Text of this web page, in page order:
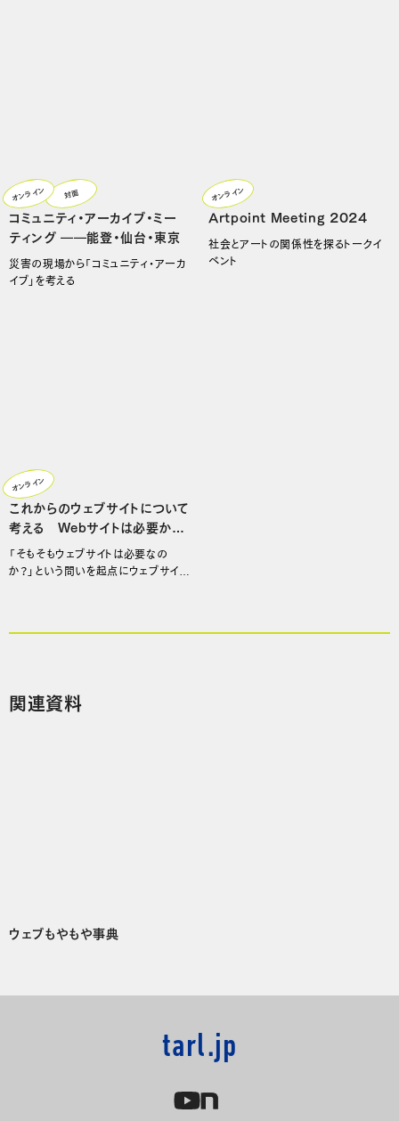
コミュニティ・アーカイブ・ミー
ティング ――能登・仙台・東京
災害の現場から「コミュニティ・アーカ
イブ」を考える
オンライン 対面
Artpoint Meeting 2024
社会とアートの関係性を探るトークイ
ベント
オンライン
これからのウェブサイトについて
考える Webサイトは必要か？
できること／できないこととその
可能性を探る
「そもそもウェブサイトは必要なの
か？」という問いを起点にウェブサイト
オンライン
関連資料
ウェブもやもや事典
tarl.jp